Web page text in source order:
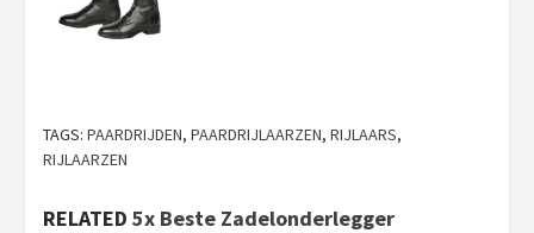
TAGS: PAARDRIJDEN, PAARDRIJLAARZEN, RIJLAARS,
RIJLAARZEN
RELATED 5x Beste Zadelonderlegger